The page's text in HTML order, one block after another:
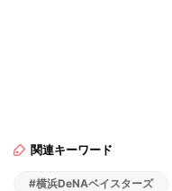
関連キーワード
#横浜DeNAベイスターズ